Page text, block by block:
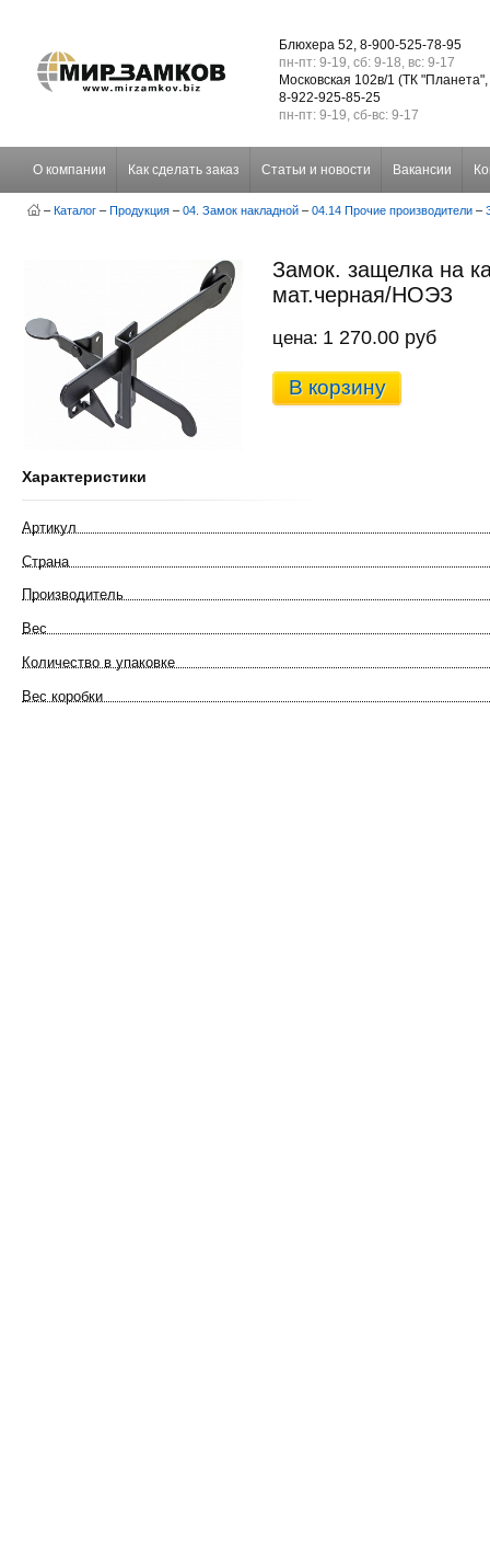
Блюхера 52, 8-900-525-78-95
пн-пт: 9-19, сб: 9-18, вс: 9-17
Московская 102в/1 (ТК
8-922-925-85-25
пн-пт: 9-19, сб-вс: 9-17
О компании Как сделать заказ Статьи и новости Вакансии
– Каталог – Продукция – 04. Замок накладной – 04.14 Прочие производители –
Замок. защелка на
мат.черная/НОЭЗ
цена: 1 270.00 руб
В корзину
Характеристики
Артикул
Страна
Производитель
Вес
Количество в упаковке
Вес коробки